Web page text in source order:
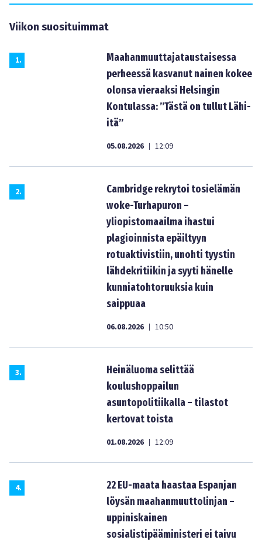
Viikon suosituimmat
1.
Maahanmuuttajataustaisessa
perheessä kasvanut nainen kokee
olonsa vieraaksi Helsingin
Kontulassa: ”Tästä on tullut Lähi-
itä”
05.08.2026 | 12:09
2.
Cambridge rekrytoi tosielämän
woke-Turhapuron –
yliopistomaailma ihastui
plagioinnista epäiltyyn
rotuaktivistiin, unohti tyystin
lähdekritiikin ja syyti hänelle
kunniatohtoruuksia kuin
saippuaa
06.08.2026 | 10:50
3.
Heinäluoma selittää
koulushoppailun
asuntopolitiikalla – tilastot
kertovat toista
01.08.2026 | 12:09
4.
22 EU-maata haastaa Espanjan
löysän maahanmuuttolinjan –
uppiniskainen
sosialistipääministeri ei taivu